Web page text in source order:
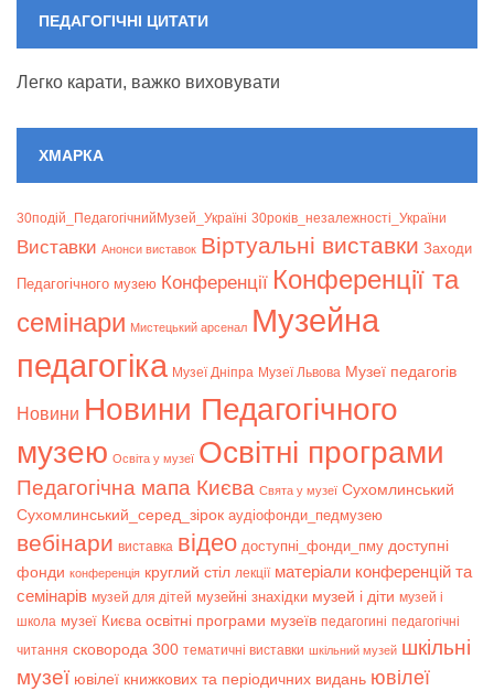
ПЕДАГОГІЧНІ ЦИТАТИ
Легко карати, важко виховувати
ХМАРКА
30подій_ПедагогічнийМузей_Україні 30років_незалежності_України
Bиставки Анонси виставок Віртуальні виставки Заходи
Педагогічного музею Конференції Конференції та
семінари Мистецький арсенал Музейна
педагогіка Музеї Дніпра Музеї Львова Музеї педагогів
Новини Новини Педагогічного
музею Освіта у музеї Освітні програми
Педагогічна мапа Києва Свята у музеї Сухомлинський
Сухомлинський_серед_зірок аудіофонди_педмузею
вебінари виставка відео доступні_фонди_пму доступні
фонди конференція круглий стіл лекції матеріали конференцій та
семінарів музей для дітей музейні знахідки музей і діти музей і
школа музеї Києва освітні програми музеїв педагогині педагогічні
читання сковорода 300 тематичні виставки шкільний музей шкільні
музеї ювілеї книжкових та періодичних видань ювілеї